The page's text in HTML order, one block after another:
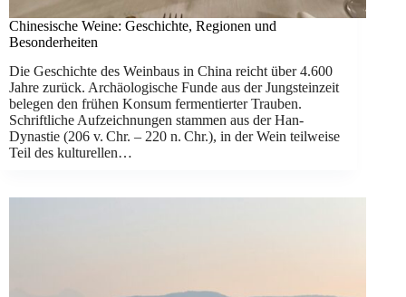
Chinesische Weine: Geschichte, Regionen und
Besonderheiten
Die Geschichte des Weinbaus in China reicht über 4.600
Jahre zurück. Archäologische Funde aus der Jungsteinzeit
belegen den frühen Konsum fermentierter Trauben.
Schriftliche Aufzeichnungen stammen aus der Han-
Dynastie (206 v. Chr. – 220 n. Chr.), in der Wein teilweise
Teil des kulturellen…